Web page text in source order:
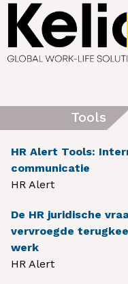
Tools
HR Alert Tools:
communicatie
HR Alert
De HR juridische
vervroegde
werk
HR Alert